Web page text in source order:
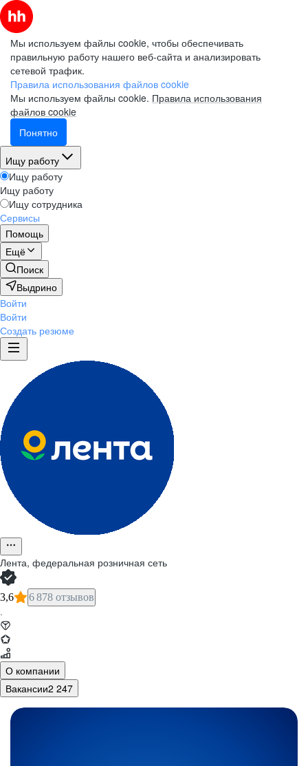
Мы используем файлы cookie, чтобы обеспечивать
правильную работу нашего веб-сайта и анализировать
сетевой трафик.
Правила использования файлов cookie
Мы используем файлы cookie. Правила использования
файлов cookie
Понятно
Ищу работу
Ищу работу
Ищу работу
Ищу сотрудника
Сервисы
Помощь
Ещё
Поиск
Выдрино
Войти
Войти
Создать резюме
Лента, федеральная розничная сеть
3,6 6 878 отзывов
·
О компании
Вакансии2 247